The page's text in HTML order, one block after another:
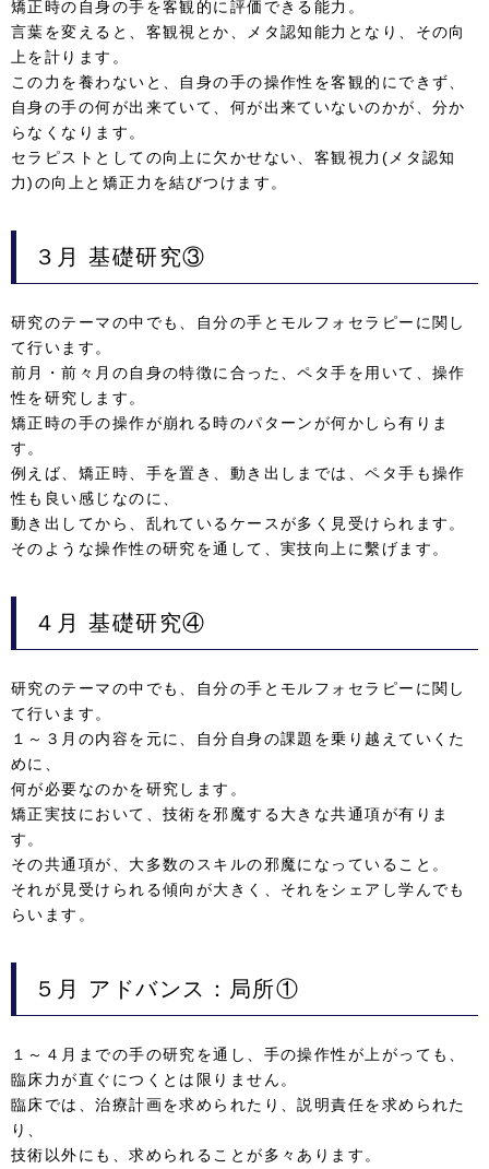
矯正時の自身の手を客観的に評価できる能力。
言葉を変えると、客観視とか、メタ認知能力となり、その向
上を計ります。
この力を養わないと、自身の手の操作性を客観的にできず、
自身の手の何が出来ていて、何が出来ていないのかが、分か
らなくなります。
セラピストとしての向上に欠かせない、客観視力(メタ認知
力)の向上と矯正力を結びつけます。
３月 基礎研究③
研究のテーマの中でも、自分の手とモルフォセラピーに関し
て行います。
前月・前々月の自身の特徴に合った、ペタ手を用いて、操作
性を研究します。
矯正時の手の操作が崩れる時のパターンが何かしら有りま
す。
例えば、矯正時、手を置き、動き出しまでは、ペタ手も操作
性も良い感じなのに、
動き出してから、乱れているケースが多く見受けられます。
そのような操作性の研究を通して、実技向上に繫げます。
４月 基礎研究④
研究のテーマの中でも、自分の手とモルフォセラピーに関し
て行います。
１～３月の内容を元に、自分自身の課題を乗り越えていくた
めに、
何が必要なのかを研究します。
矯正実技において、技術を邪魔する大きな共通項が有りま
す。
その共通項が、大多数のスキルの邪魔になっていること。
それが見受けられる傾向が大きく、それをシェアし学んでも
らいます。
５月 アドバンス：局所①
１～４月までの手の研究を通し、手の操作性が上がっても、
臨床力が直ぐにつくとは限りません。
臨床では、治療計画を求められたり、説明責任を求められた
り、
技術以外にも、求められることが多々あります。